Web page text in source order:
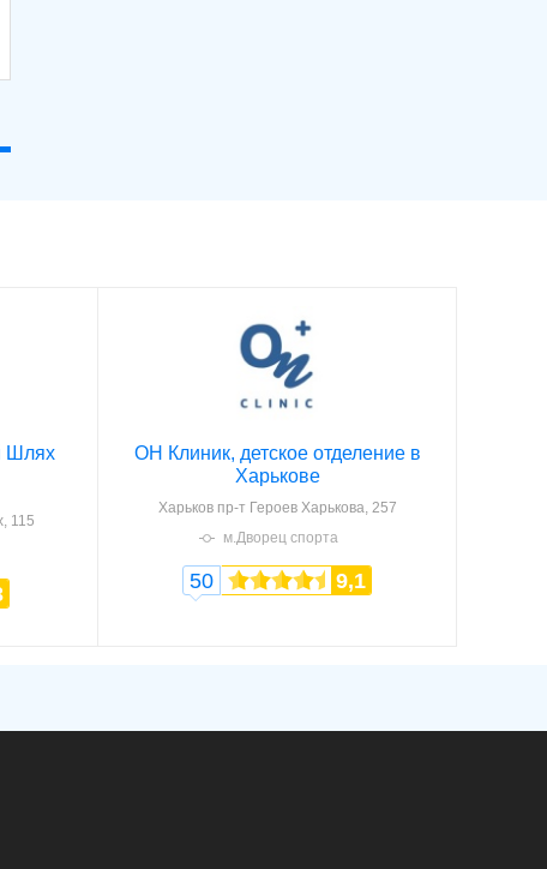
Шлях
115
ОН Клиник, детское отделение в
Харькове
Харьков пр-т Героев Харькова, 257
м.Дворец спорта
50 9,1